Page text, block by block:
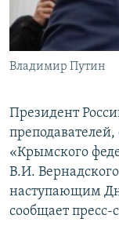
ПОБЕДИТЕЛЕЙ НЕ
ELIFBE
ПРИСОЕДИНЯЙТЕСЬ!
Все сайты
Владимир Путин
Президент
«Крымского
В.И.
наступающим
сообщает пресс-